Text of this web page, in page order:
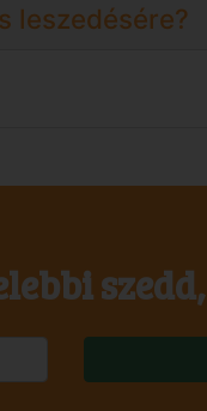
leszedésére?